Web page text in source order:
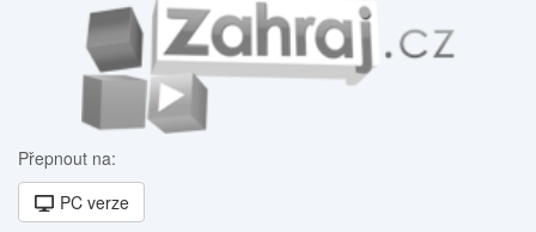
Přepnout na:
PC verze